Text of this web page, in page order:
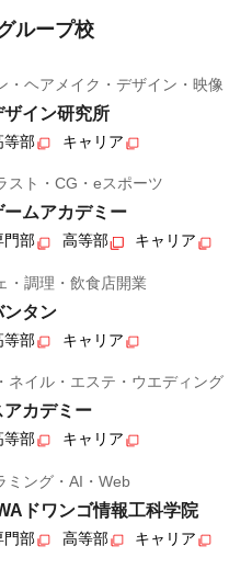
ループ校
・ヘアメイク・デザイン・映像
イン研究所
等部 キャリア
スト・CG・eスポーツ
ムアカデミー
門部 高等部 キャリア
・調理・飲食店開業
ンタン
等部 キャリア
ネイル・エステ・ウエディング
アカデミー
等部 キャリア
ミング・AI・Web
ドワンゴ情報工科学院
門部 高等部 キャリア